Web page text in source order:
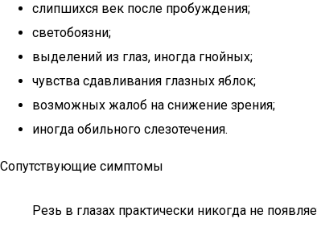
слипшихся век после пробуждения;
светобоязни;
выделений из глаз, иногда гнойных;
чувства сдавливания глазных яблок;
возможных жалоб на снижение зрения;
иногда обильного слезотечения.
Сопутствующие симптомы
Резь в глазах практически никогда не